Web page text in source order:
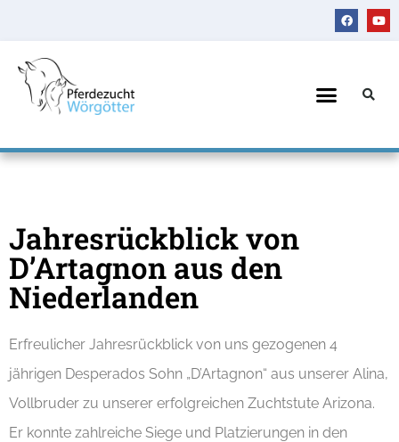
Jahresrückblick von
D’Artagnon aus den
Niederlanden
Erfreulicher Jahresrückblick von uns gezogenen 4
jährigen Desperados Sohn „D’Artagnon“ aus unserer Alina,
Vollbruder zu unserer erfolgreichen Zuchtstute Arizona.
Er konnte zahlreiche Siege und Platzierungen in den